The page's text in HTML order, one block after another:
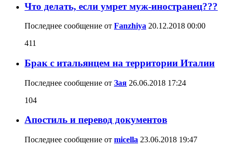
Что делать, если умрет муж-иностранец???
Последнее сообщение от Fanzhiya 20.12.2018 00:00
411
Брак с итальянцем на территории Италии
Последнее сообщение от Зая 26.06.2018 17:24
104
Апостиль и перевод документов
Последнее сообщение от miсella 23.06.2018 19:47